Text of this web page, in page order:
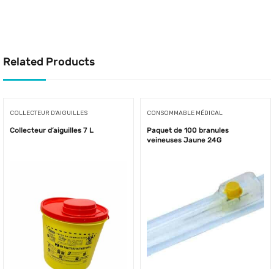
Related Products
COLLECTEUR D'AIGUILLES
Collecteur d’aiguilles 7 L
CONSOMMABLE MÉDICAL
Paquet de 100 branules
veineuses Jaune 24G